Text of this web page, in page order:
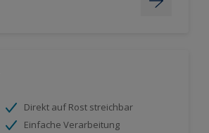
Direkt auf Rost streichbar
Einfache Verarbeitung